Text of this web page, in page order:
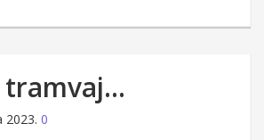
tramvaj…
2023. 0